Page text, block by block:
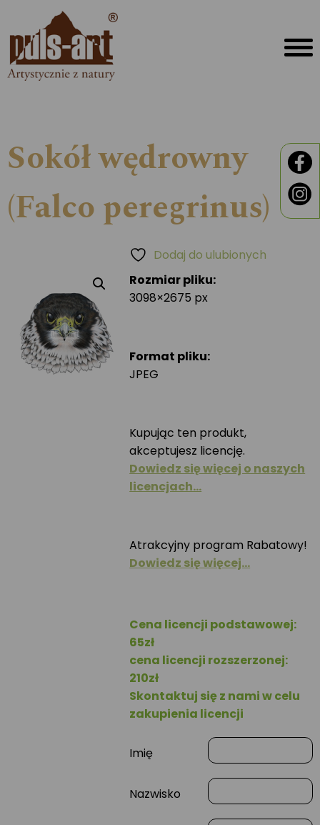
Sokół wędrowny
(Falco peregrinus)
Rozmiar pliku:
3098×2675 px
Format pliku:
JPEG
Kupując ten produkt,
akceptujesz licencję.
Dowiedz się więcej o naszych
licencjach…
Atrakcyjny program Rabatowy!
Dowiedz się więcej…
Cena licencji podstawowej:
65zł
cena licencji rozszerzonej:
210zł
Skontaktuj się z nami w celu
zakupienia licencji
Imię
Nazwisko
Dodaj do ulubionych